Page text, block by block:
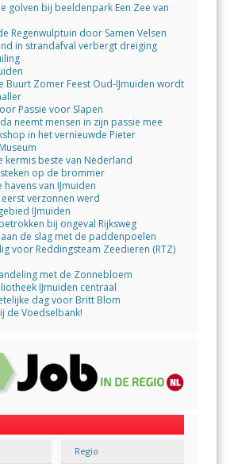
golven bij beeldenpark Een Zee van
Regenwulptuin door Samen Velsen
in strandafval verbergt dreiging
Buurt Zomer Feest Oud-IJmuiden wordt
Passie voor Slapen
neemt mensen in zijn passie mee
in het vernieuwde Pieter
kermis beste van Nederland
op de brommer
havens van IJmuiden
verzonnen werd
IJmuiden
bij ongeval Rijksweg
de slag met de paddenpoelen
voor Reddingsteam Zeedieren (RTZ)
met de Zonnebloem
IJmuiden centraal
dag voor Britt Blom
de Voedselbank!
Regio